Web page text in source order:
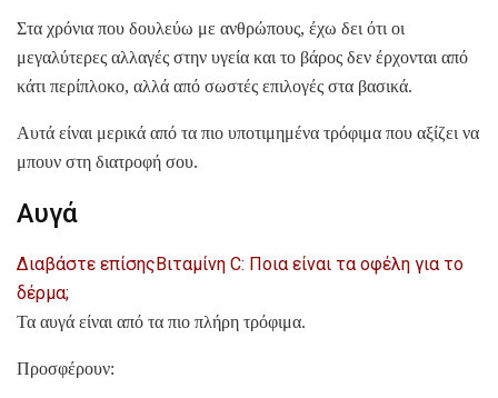
Στα χρόνια που δουλεύω με ανθρώπους, έχω δει ότι οι
μεγαλύτερες αλλαγές στην υγεία και το βάρος δεν έρχονται από
κάτι περίπλοκο, αλλά από σωστές επιλογές στα βασικά.
Αυτά είναι μερικά από τα πιο υποτιμημένα τρόφιμα που αξίζει να
μπουν στη διατροφή σου.
Αυγά
Διαβάστε επίσηςΒιταμίνη C: Ποια είναι τα οφέλη για το
δέρμα;
Τα αυγά είναι από τα πιο πλήρη τρόφιμα.
Προσφέρουν: